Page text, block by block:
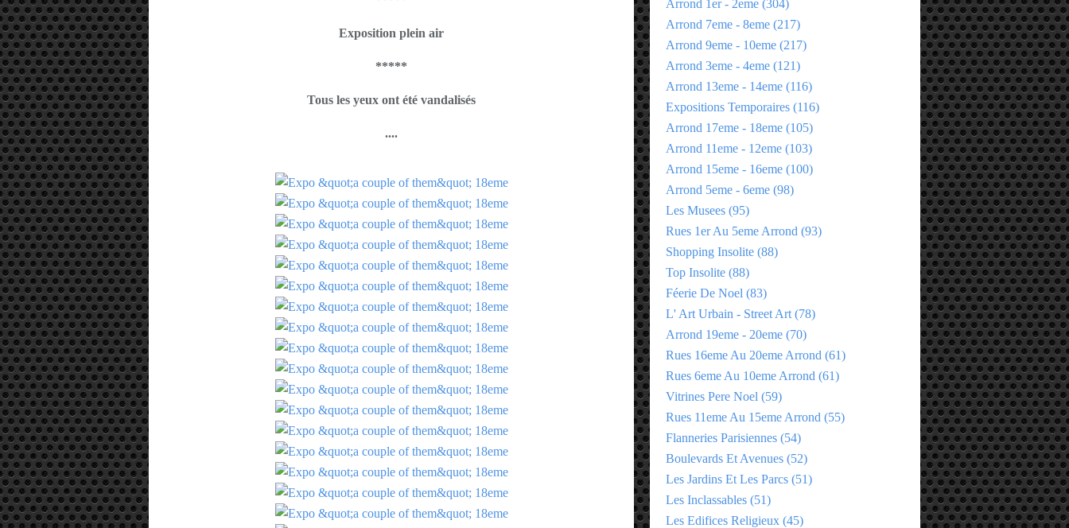
Exposition plein air
*****
Tous les yeux ont été vandalisés
....
Arrond 1er - 2eme (304)
Arrond 7eme - 8eme (217)
Arrond 9eme - 10eme (217)
Arrond 3eme - 4eme (121)
Arrond 13eme - 14eme (116)
Expositions Temporaires (116)
Arrond 17eme - 18eme (105)
Arrond 11eme - 12eme (103)
Arrond 15eme - 16eme (100)
Arrond 5eme - 6eme (98)
Les Musees (95)
Rues 1er Au 5eme Arrond (93)
Shopping Insolite (88)
Top Insolite (88)
Féerie De Noel (83)
L' Art Urbain - Street Art (78)
Arrond 19eme - 20eme (70)
Rues 16eme Au 20eme Arrond (61)
Rues 6eme Au 10eme Arrond (61)
Vitrines Pere Noel (59)
Rues 11eme Au 15eme Arrond (55)
Flanneries Parisiennes (54)
Boulevards Et Avenues (52)
Les Jardins Et Les Parcs (51)
Les Inclassables (51)
Les Edifices Religieux (45)